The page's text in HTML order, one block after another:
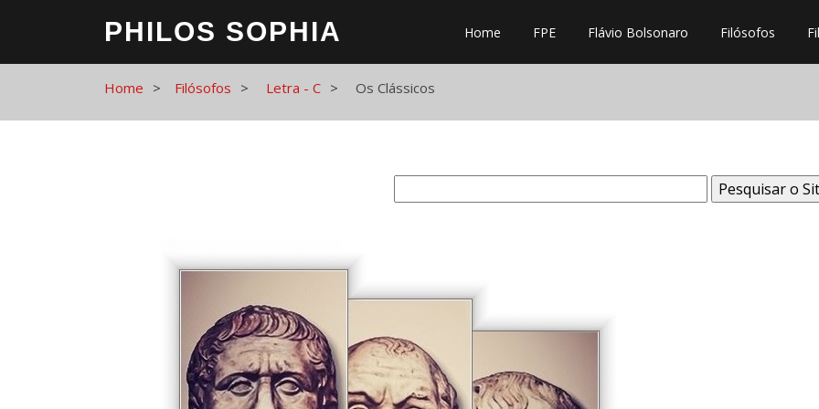
PHILOS SOPHIA Home FPE Flávio Bolsonaro Filósofos
Home Filósofos Letra - C Os Clássicos